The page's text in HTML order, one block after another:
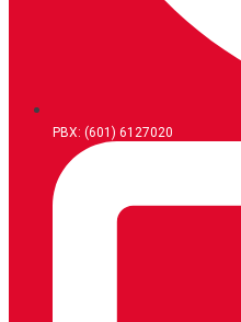
PBX: (601) 6127020